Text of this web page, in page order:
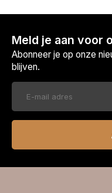
Meld je aan voor
Abonneer je op onze
blijven.